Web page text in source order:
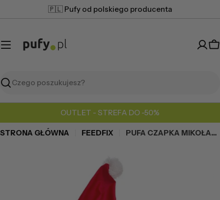
do
🇵🇱 Pufy od polskiego producenta
Szukaj
OUTLET - STREFA DO -50%
STRONA GŁÓWNA FEEDFIX PUFA CZAPKA MIKOŁAJA S